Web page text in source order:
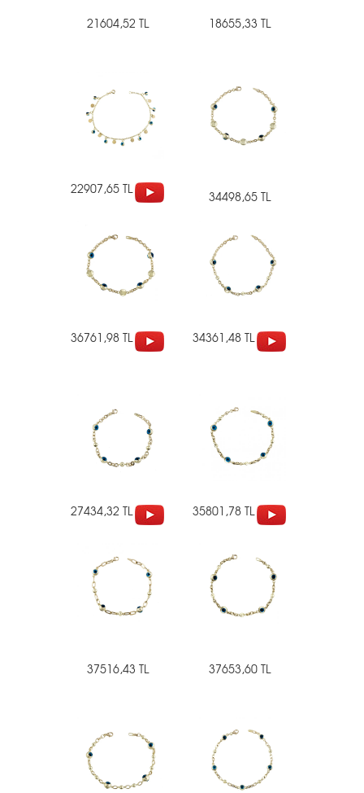
21604,52 TL 18655,33 TL
22907,65 TL 34498,65 TL
36761,98 TL 34361,48 TL
27434,32 TL 35801,78 TL
37516,43 TL 37653,60 TL